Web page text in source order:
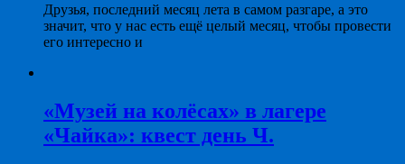
Друзья, последний месяц лета в самом разгаре, а это
значит, что у нас есть ещё целый месяц, чтобы провести
его интересно и
«Музей на колёсах» в лагере
«Чайка»: квест день Ч.